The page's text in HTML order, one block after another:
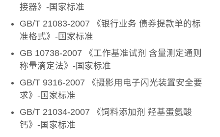
接器》-国家标准
GB/T 21083-2007 《银行业务 债券提款单的标
准格式》-国家标准
GB 10738-2007 《工作基准试剂 含量测定通则
称量滴定法》-国家标准
GB/T 9316-2007 《摄影用电子闪光装置安全要
求》-国家标准
GB/T 21034-2007 《饲料添加剂 羟基蛋氨酸
钙》-国家标准